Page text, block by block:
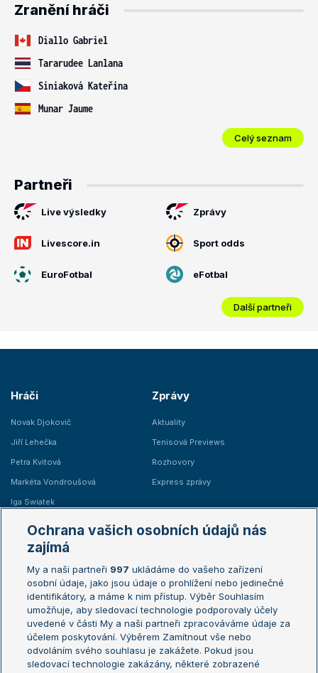
Zranění hráči
Diallo Gabriel
Tararudee Lanlana
Siniaková Kateřina
Munar Jaume
Celý seznam
Partneři
Live výsledky Zprávy
Livescore.in Sport odds
EuroFotbal eFotbal
Další partneři
Hráči
Novak Djokovič
Jiří Lehečka
Petra Kvitová
Markéta Vondroušová
Iga Swiatek
Zprávy
Aktuality
Tenisová Previews
Rozhovory
Express zprávy
Žebříčky
Žebříček ATP (muži)
Žebříček WTA (ženy)
Sázkařský žebříček
Australian Open
French Open
Wimbledon
US Open
Turnaj mistrů
Turnaj mistryň
Ochrana vašich osobních údajů nás
zajímá
My a naši partneři 997 ukládáme do vašeho zařízení
osobní údaje, jako jsou údaje o prohlížení nebo jedinečné
identifikátory, a máme k nim přístup. Výběr Souhlasím
umožňuje, aby sledovací technologie podporovaly účely
uvedené v části My a naši partneři zpracováváme údaje za
účelem poskytování. Výběrem Zamítnout vše nebo
odvoláním svého souhlasu je zakážete. Pokud jsou
sledovací technologie zakázány, některé zobrazené